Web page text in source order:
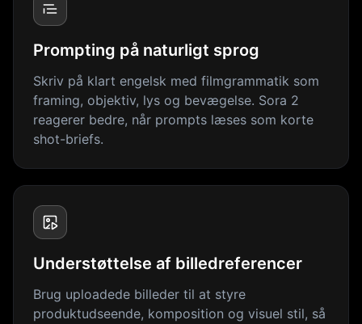
Prompting på naturligt sprog
Skriv på klart engelsk med filmgrammatik som
framing, objektiv, lys og bevægelse. Sora 2
reagerer bedre, når prompts læses som korte
shot-briefs.
Understøttelse af billedreferencer
Brug uploadede billeder til at styre
produktudseende, komposition og visuel stil, så